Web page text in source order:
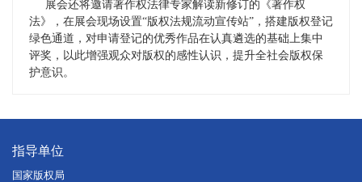
展会还将邀请著作权法律专家解读新修订的《著作权
法》，在展会现场设置“版权法规流动宣传站”，搭建版权登记
绿色通道，对申请登记的优秀作品在认真遴选的基础上集中
评奖，以此增强观众对版权的感性认识，提升全社会版权保
护意识。
指导单位
国家版权局